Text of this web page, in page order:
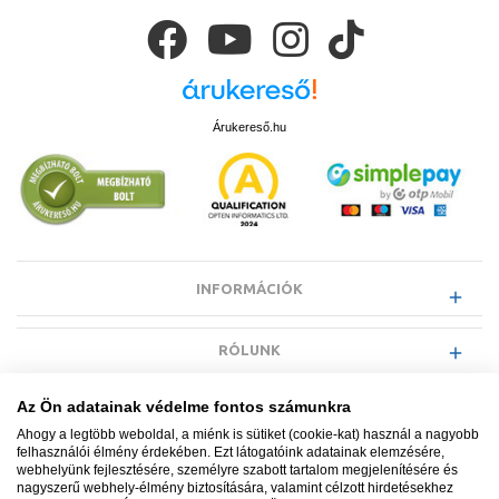
Árukereső.hu
INFORMÁCIÓK
RÓLUNK
EGYÉB INFORMÁCIÓK
VÁSÁRLÓI INFORMÁCIÓK
Az Ön adatainak védelme fontos számunkra
Ahogy a legtöbb weboldal, a miénk is sütiket (cookie-kat) használ a nagyobb
felhasználói élmény érdekében. Ezt látogatóink adatainak elemzésére,
webhelyünk fejlesztésére, személyre szabott tartalom megjelenítésére és
nagyszerű webhely-élmény biztosítására, valamint célzott hirdetésekhez